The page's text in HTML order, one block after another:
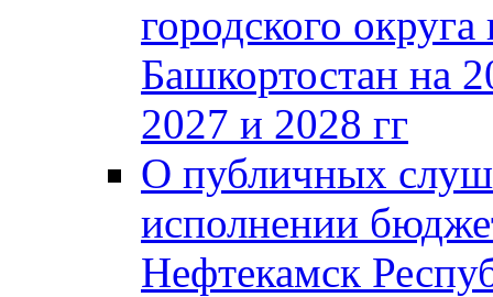
городского
Башкортостан на
2027 и 2028 гг
О публичных
исполнении
Нефтекамск